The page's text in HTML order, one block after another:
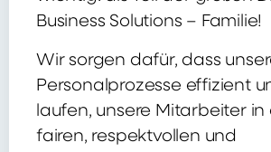
Business Solutions – Familie!
Wir sorgen dafür, dass
Personalprozesse effizient
laufen, unsere Mitarbeiter in
fairen, respektvollen und